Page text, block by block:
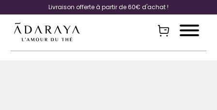
Livraison offerte à partir de 60€ d'achat !